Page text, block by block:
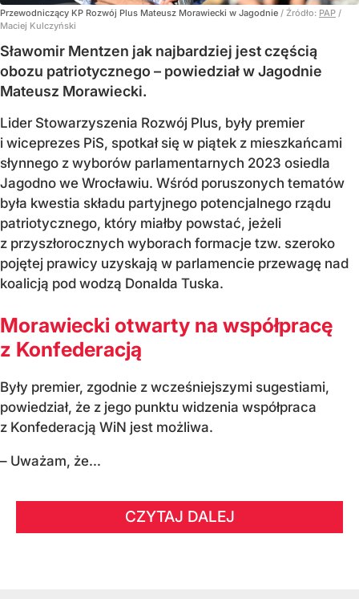
Przewodniczący KP Rozwój Plus Mateusz Morawiecki w Jagodnie / Źródło: PAP /
Maciej Kulczyński
Sławomir Mentzen jak najbardziej jest częścią
obozu patriotycznego – powiedział w Jagodnie
Mateusz Morawiecki.
Lider Stowarzyszenia Rozwój Plus, były premier
i wiceprezes PiS, spotkał się w piątek z mieszkańcami
słynnego z wyborów parlamentarnych 2023 osiedla
Jagodno we Wrocławiu. Wśród poruszonych tematów
była kwestia składu partyjnego potencjalnego rządu
patriotycznego, który miałby powstać, jeżeli
z przyszłorocznych wyborach formacje tzw. szeroko
pojętej prawicy uzyskają w parlamencie przewagę nad
koalicją pod wodzą Donalda Tuska.
Morawiecki otwarty na współpracę
z Konfederacją
Były premier, zgodnie z wcześniejszymi sugestiami,
powiedział, że z jego punktu widzenia współpraca
z Konfederacją WiN jest możliwa.
– Uważam, że...
CZYTAJ DALEJ